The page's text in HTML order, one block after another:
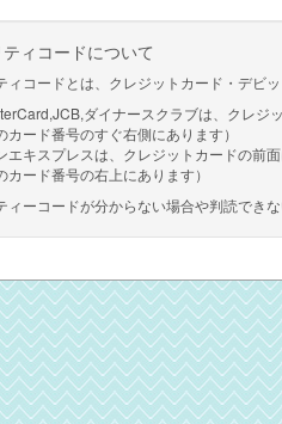
ィコードについて
ィコードとは、クレジットカード・デビ
ダイナースクラブは、クレジ
カード番号のすぐ右側にあります）
エキスプレスは、クレジットカードの前
カード番号の右上にあります）
ィーコードが分からない場合や判読でき